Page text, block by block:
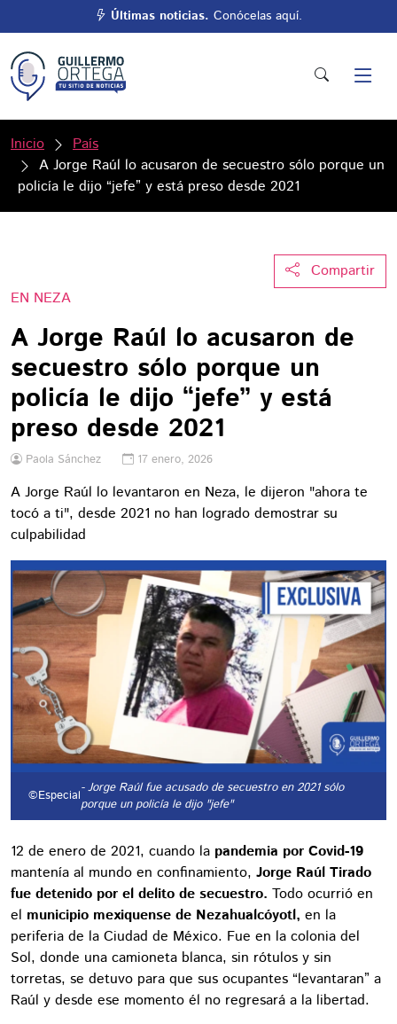
Últimas noticias. Conócelas aquí.
Inicio
País
A Jorge Raúl lo acusaron de secuestro sólo porque un
policía le dijo “jefe” y está preso desde 2021
Compartir
EN NEZA
A Jorge Raúl lo acusaron de
secuestro sólo porque un
policía le dijo “jefe” y está
preso desde 2021
Paola Sánchez 17 enero, 2026
A Jorge Raúl lo levantaron en Neza, le dijeron "ahora te
tocó a ti", desde 2021 no han logrado demostrar su
culpabilidad
©Especial- Jorge Raúl fue acusado de secuestro en 2021 sólo
porque un policía le dijo "jefe"
12 de enero de 2021, cuando la pandemia por Covid-19
mantenía al mundo en confinamiento, Jorge Raúl Tirado
fue detenido por el delito de secuestro. Todo ocurrió en
el municipio mexiquense de Nezahualcóyotl, en la
periferia de la Ciudad de México. Fue en la colonia del
Sol, donde una camioneta blanca, sin rótulos y sin
torretas, se detuvo para que sus ocupantes “levantaran” a
Raúl y desde ese momento él no regresará a la libertad.